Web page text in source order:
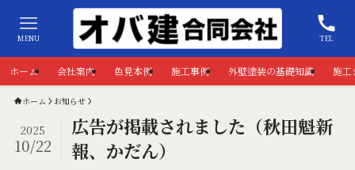
TEL
MENU
ホーム 会社案内 色見本例 施工事例 外壁塗装の基礎知識 施工
ホーム お知らせ
広告が掲載されました（秋田魁新
報、かだん）
2025
10/22